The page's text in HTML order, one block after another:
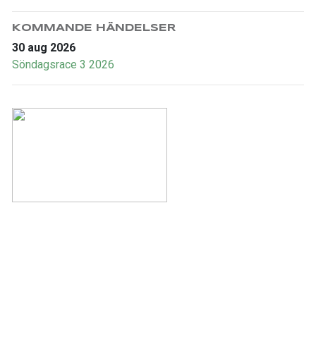
KOMMANDE HÄNDELSER
30 aug 2026
Söndagsrace 3 2026